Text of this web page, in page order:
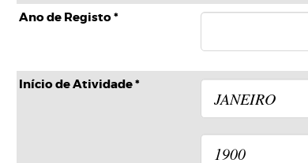
Ano de Registo *
Início de Atividade *